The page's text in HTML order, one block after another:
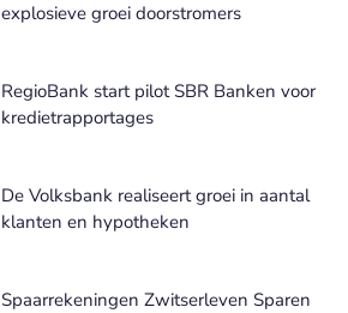
explosieve groei doorstromers
RegioBank start pilot SBR Banken voor
kredietrapportages
De Volksbank realiseert groei in aantal
klanten en hypotheken
Spaarrekeningen Zwitserleven Sparen